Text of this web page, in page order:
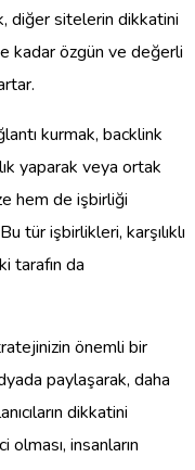
diğer sitelerin dikkatini
kadar özgün ve değerli
kurmak, backlink
yaparak veya ortak
hem de işbirliği
tür işbirlikleri, karşılıklı
tarafın da
önemli bir
paylaşarak, daha
dikkatini
olması, insanların